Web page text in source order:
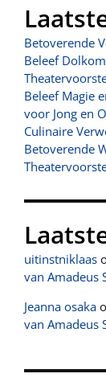
Betoverende
Beleef
Beleef Magie
voor Jong en
Culinaire
Betoverende
uitinstniklaas
van Amadeus
Jeanna osaka
van Amadeus